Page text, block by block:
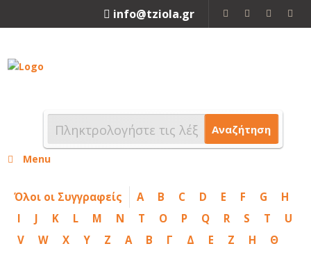
info@tziola.gr
Αναζήτηση
Menu
Όλοι οι Συγγραφείς A B C D E F G
H
I
J K L M N T O P Q R S T
U
V
W X Y Z Α Β Γ Δ Ε Ζ Η
Θ